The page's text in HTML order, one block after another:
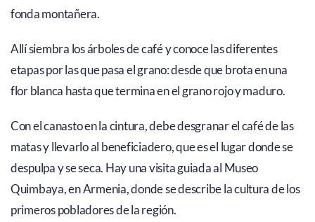
fonda montañera.
Allí siembra los árboles de café y conoce las diferentes
etapas por las que pasa el grano: desde que brota en una
flor blanca hasta que termina en el grano rojo y maduro.
Con el canasto en la cintura, debe desgranar el café de las
matas y llevarlo al beneficiadero, que es el lugar donde se
despulpa y se seca. Hay una visita guiada al Museo
Quimbaya, en Armenia, donde se describe la cultura de los
primeros pobladores de la región.